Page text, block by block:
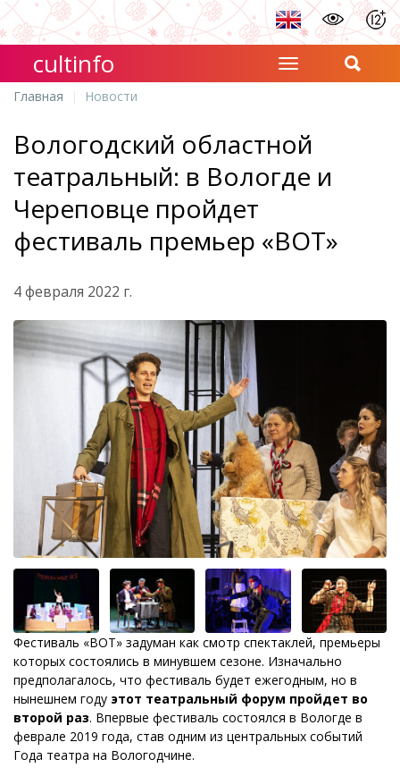
cultinfo
Главная Новости
Вологодский областной
театральный: в Вологде и
Череповце пройдет
фестиваль премьер «ВОТ»
4 февраля 2022 г.
Фестиваль «ВОТ» задуман как смотр спектаклей, премьеры
которых состоялись в минувшем сезоне. Изначально
предполагалось, что фестиваль будет ежегодным, но в
нынешнем году этот театральный форум пройдет во
второй раз. Впервые фестиваль состоялся в Вологде в
феврале 2019 года, став одним из центральных событий
Года театра на Вологодчине.